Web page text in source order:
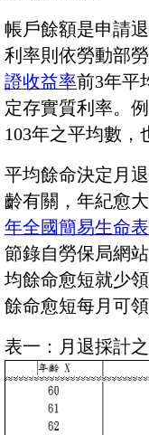
帳戶餘額是申請
利率則依勞動部
證收益率前3年平
定存實質利率。
103年之平均數，
平均餘命決定月
齡有關，年紀愈
年全國簡易生命表
節錄自勞保局網
均餘命愈短就少
餘命愈短每月可
表一：月退採計